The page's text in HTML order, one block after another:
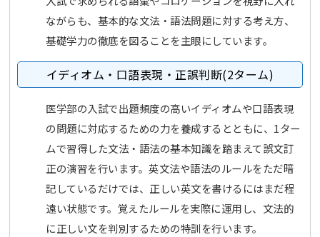
ながらも、基本的な文法・語法問題に対する考え方、
基礎学力の徹底を図ることを主眼にしています。
イディオム・口語表現・正誤判断(2ターム)
医学部の入試で出題頻度の高いイディオムや口語表現
の問題に対応するための力を養成するとともに、1ター
ムで習得した文法・語法の基本知識を踏まえて誤文訂
正の演習を行います。英文法や語法のルールをただ暗
記しているだけでは、正しい英文を書けるにはまだ程
遠い状態です。覚えたルールを実際に運用し、文法的
に正しい文を判別するための特訓を行います。